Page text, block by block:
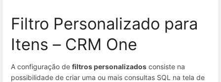
Filtro Personalizado para
Itens – CRM One
A configuração de filtros personalizados consiste na
possibilidade de criar uma ou mais consultas SQL na tela de